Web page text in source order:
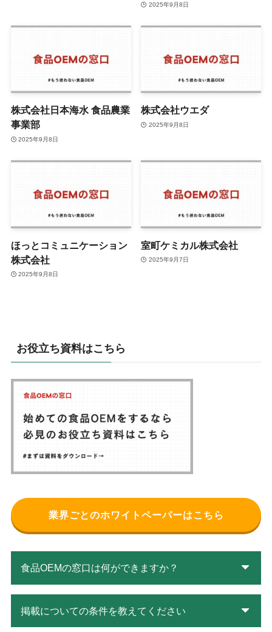
2025年9月8日
株式会社日本海水 食品農業
事業部
2025年9月8日
株式会社ウエダ
2025年9月8日
ほっとコミュニケーション
株式会社
2025年9月8日
室町ケミカル株式会社
2025年9月7日
お役立ち資料はこちら
業界ごとのホワイトペーパーはこちら
食品OEMの窓口は何ができますか？
掲載についての条件を教えてください